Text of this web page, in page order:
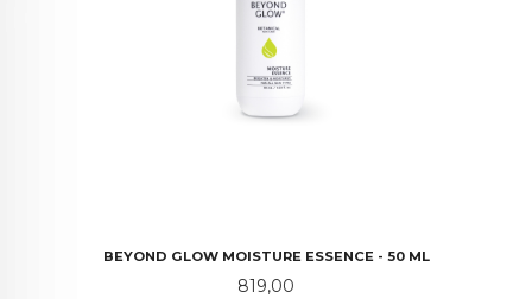
BEYOND GLOW MOISTURE ESSENCE - 50 ML
Pris
819,00